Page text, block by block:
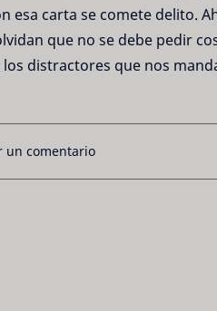
esa carta se comete delito.
que no se debe pedir
distractores que nos
un comentario